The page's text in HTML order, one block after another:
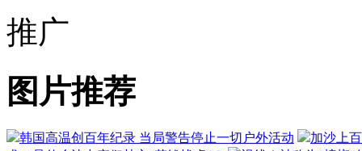
推广
图片推荐
韩国高温创百年纪录 当局警告停止一切户外活动
加沙上